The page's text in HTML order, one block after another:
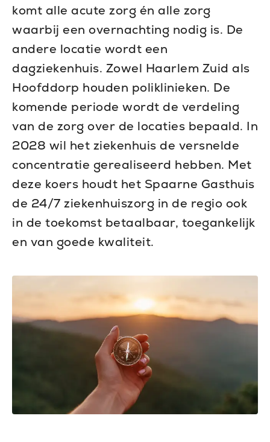
komt alle acute zorg én alle zorg
waarbij een overnachting nodig is. De
andere locatie wordt een
dagziekenhuis. Zowel Haarlem Zuid als
Hoofddorp houden poliklinieken. De
komende periode wordt de verdeling
van de zorg over de locaties bepaald. In
2028 wil het ziekenhuis de versnelde
concentratie gerealiseerd hebben. Met
deze koers houdt het Spaarne Gasthuis
de 24/7 ziekenhuiszorg in de regio ook
in de toekomst betaalbaar, toegankelijk
en van goede kwaliteit.